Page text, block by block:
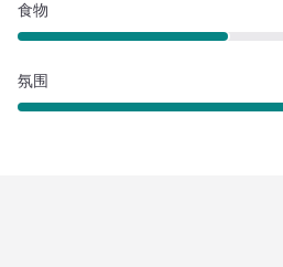
食物
氛围